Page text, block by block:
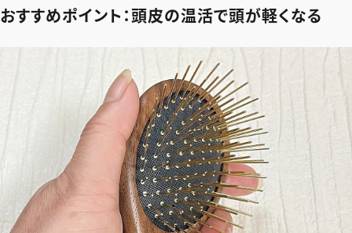
おすすめポイント：頭皮の温活で頭が軽くなる